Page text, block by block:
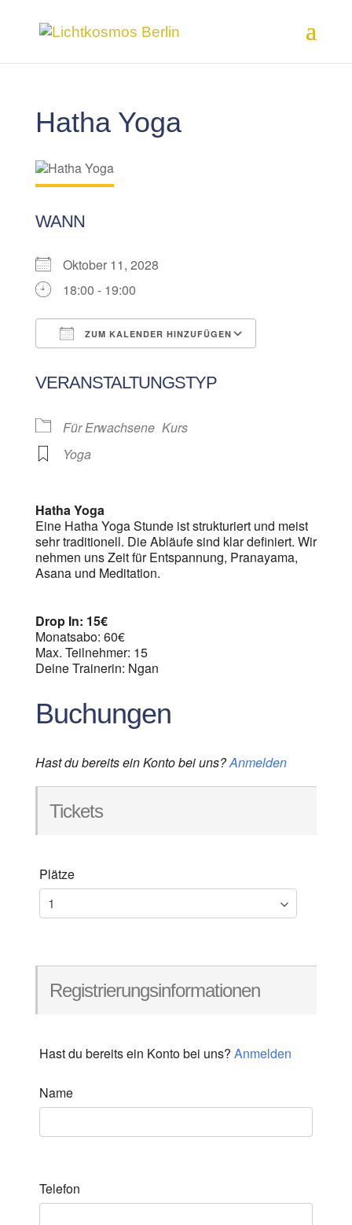
Hatha Yoga
WANN
Oktober 11, 2028
18:00 - 19:00
ZUM KALENDER HINZUFÜGEN
VERANSTALTUNGSTYP
Für Erwachsene Kurs
Yoga
Hatha Yoga
Eine Hatha Yoga Stunde ist strukturiert und meist
sehr traditionell. Die Abläufe sind klar definiert. Wir
nehmen uns Zeit für Entspannung, Pranayama,
Asana und Meditation.
Drop In: 15€
Monatsabo: 60€
Max. Teilnehmer: 15
Deine Trainerin: Ngan
Buchungen
Hast du bereits ein Konto bei uns?Anmelden
Tickets
Plätze
Registrierungsinformationen
Hast du bereits ein Konto bei uns? Anmelden
Name
Telefon